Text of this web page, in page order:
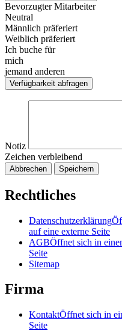
Bevorzugter Mitarbeiter
Neutral
Männlich präferiert
Weiblich präferiert
Ich buche für
mich
jemand anderen
Verfügbarkeit abfragen
Notiz
Zeichen verbleibend
Abbrechen Speichern
Rechtliches
Datenschutzerklärung
auf eine externe Seite
AGBÖffnet sich in
Seite
Sitemap
Firma
KontaktÖffnet sich in
Seite